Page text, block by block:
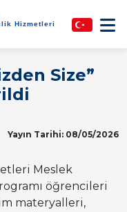
Hizmetleri
Size”
Yayın Tarihi: 08/05/2026
Meslek
öğrencileri
materyalleri,